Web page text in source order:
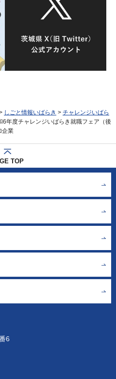
しごと情報いばらき > チャレンジいばら
6年度チャレンジいばらき就職フェア（後
企業
TOP
6